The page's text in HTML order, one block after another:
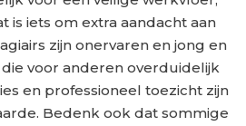
is iets om extra aandacht aan
zijn onervaren en jong en
die voor anderen overduidelijk
en professioneel toezicht zijn
Bedenk ook dat sommige